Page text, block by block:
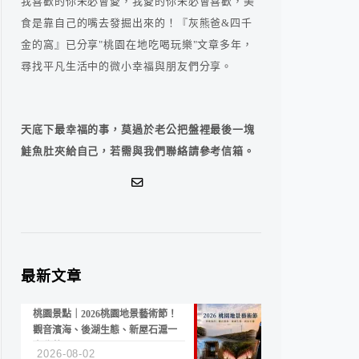
食是靠自己的嘴去發掘出來的！『灰熊爸&四千
金的窩』已分享"桃園在地吃喝玩樂"文章多年，
尋找平凡生活中的微小幸福與朋友們分享。
天底下最幸福的事，莫過於老公把盤裡最後一塊
鮭魚肚夾給自己，若需與我們聯絡請參考信箱。
最新文章
桃園景點｜2026桃園地景藝術節！
觀音濱海、後湖生態、新屋石滬一
2026-08-02